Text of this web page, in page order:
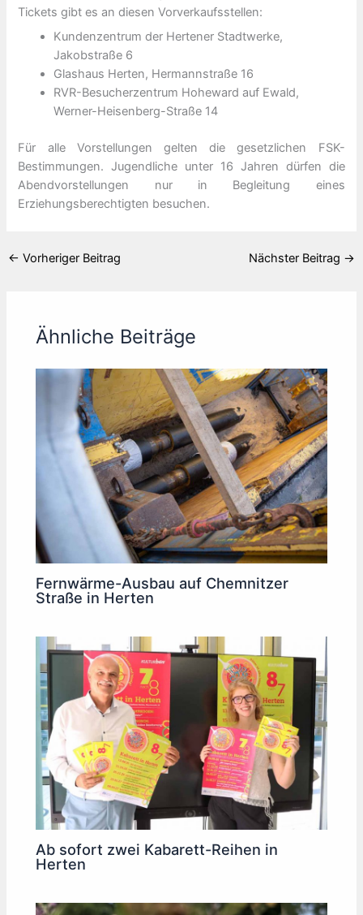
Tickets gibt es an diesen Vorverkaufsstellen:
Kundenzentrum der Hertener Stadtwerke,
Jakobstraße 6
Glashaus Herten, Hermannstraße 16
RVR-Besucherzentrum Hoheward auf Ewald,
Werner-Heisenberg-Straße 14
Für alle Vorstellungen gelten die gesetzlichen FSK-
Bestimmungen. Jugendliche unter 16 Jahren dürfen die
Abendvorstellungen nur in Begleitung eines
Erziehungsberechtigten besuchen.
← Vorheriger Beitrag Nächster Beitrag →
Ähnliche Beiträge
Fernwärme-Ausbau auf Chemnitzer
Straße in Herten
Ab sofort zwei Kabarett-Reihen in
Herten